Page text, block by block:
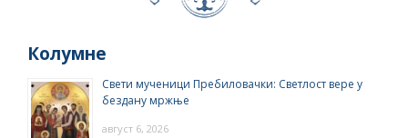
Колумне
Свети мученици Пребиловачки: Светлост вере у
бездану мржње
август 6, 2026